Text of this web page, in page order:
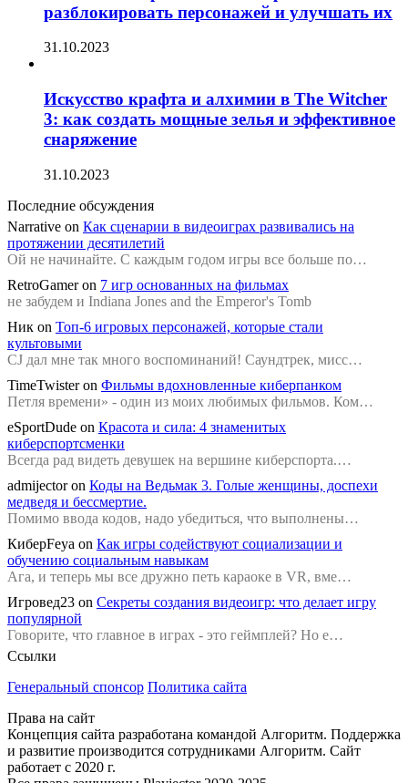
разблокировать персонажей и улучшать их
31.10.2023
Искусство крафта и алхимии в The Witcher
3: как создать мощные зелья и эффективное
снаряжение
31.10.2023
Последние обсуждения
Narrative on Как сценарии в видеоиграх развивались на
протяжении десятилетий
Ой не начинайте. С каждым годом игры все больше по…
RetroGamer on 7 игр основанных на фильмах
не забудем и Indiana Jones and the Emperor's Tomb
Ник on Топ-6 игровых персонажей, которые стали
культовыми
CJ дал мне так много воспоминаний! Саундтрек, мисс…
TimeTwister on Фильмы вдохновленные киберпанком
Петля времени» - один из моих любимых фильмов. Ком…
eSportDude on Красота и сила: 4 знаменитых
киберспортсменки
Всегда рад видеть девушек на вершине киберспорта.…
admijector on Коды на Ведьмак 3. Голые женщины, доспехи
медведя и бессмертие.
Помимо ввода кодов, надо убедиться, что выполнены…
КиберFeya on Как игры содействуют социализации и
обучению социальным навыкам
Ага, и теперь мы все дружно петь караоке в VR, вме…
Игровед23 on Секреты создания видеоигр: что делает игру
популярной
Говорите, что главное в играх - это геймплей? Но е…
Ссылки
Генеральный спонсор Политика сайта
Права на сайт
Концепция сайта разработана командой Алгоритм. Поддержка
и развитие производится сотрудниками Алгоритм. Сайт
работает с 2020 г.